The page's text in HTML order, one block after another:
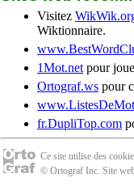
Visitez
Wiktionnaire.
1Mot.net pour
Ortograf.ws pour
fr.DupliTop.com
Ce site utilise des
© Ortograf Inc. Site